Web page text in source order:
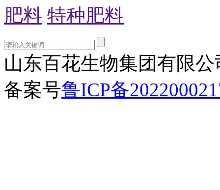
肥料 特种肥料
山东百花生物集团有限
备案号鲁ICP备